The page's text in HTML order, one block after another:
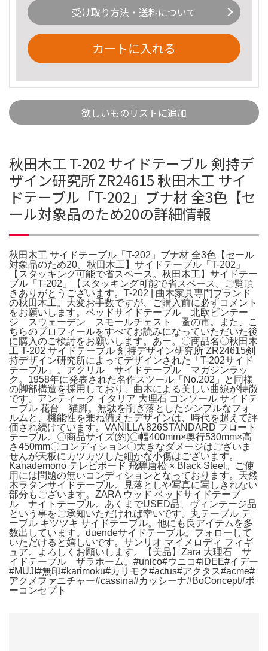
受け取り方法・送料について
カートに入れる
欲しいものリストに追加
秋田木工 T-202 サイドテーブル 剣持デ
ザイン研究所 ZR24615 秋田木工 サイ
ドテーブル「T-202」ブナ材 全3色【セ
ール対象品のため20の詳細情報
秋田木工 サイドテーブル「T-202」ブナ材 全3色【セール
対象品のため20。秋田木工】サイドテーブル「T-202」
【スタッキング可能で省スペース。秋田木工】サイドテー
ブル「T-202」【スタッキング可能で省スペース。ご覧頂
きありがとうございます。T-202 | 曲木家具専門ブランド
の秋田木工。大変お手数ですが、ご購入前に必ずコメント
をお願いします。ベッドサイドテーブル 北欧ビンテー
ジ スウェーデン スモールチェスト 蚤の市。また、こ
ちらのプロフィールをすべてお読みになっていただいた後
に購入のご検討をお願いします。あー。〇商品名〇秋田木
工 T-202 サイドテーブル 剣持デザイン研究所 ZR24615剣
持デザイン研究所によってデザインされた「T-202サイド
テーブル」。アクリル サイドテーブル マガジンラッ
ク。1958年に発表された名作スツール「No.202」と同様
の脚部構造を採用しており、曲木による美しい曲線が特徴
です。アンティーク イタリア 大理石 コンソール サイドテ
ーブル 花台 猫脚。無駄を削ぎ落としたシンプルなフォ
ルムと、機能性を兼ね備えたデザインは、時代を超えて評
価され続けています。VANILLA 826STANDARD フロート
テーブル。〇商品サイズ(約)〇幅400mm×奥行530mm×高
さ450mm〇コンディション〇大きなダメージはございま
せんが天板にカツカツした細かな小傷はございます。
Kanademono テレビボード 飛騨唐松 × Black Steel。ご使
用には問題の無いコンディションとなっております。天然
木ラタンサイドテーブル。見落としや写真に写しきれない
部分もございます。ZARA ウッド ベッドサイドテーブ
ル ナイトテーブル。あくまでUSED品、ヴィンテージ品
という事をご承知いただければ幸いです。丸テーブル テ
ーブル キツツキ サイドテーブル。他にも良アイテムを多
数出しています。duendeサイドテーブル。フォローして
いただけると嬉しいです。サンリオ マイメロディ フィギ
ュア。よろしくお願いします。【美品】Zara 大理石 サ
イドテーブル ザラホーム。#unico#ウニコ#IDEE#イデー
#MUJI#無印#karimoku#カリモク#actus#アクタス#acme#
アクメファニチャー#cassina#カッシーナ#BoConcept#ボ
ーコンセプト